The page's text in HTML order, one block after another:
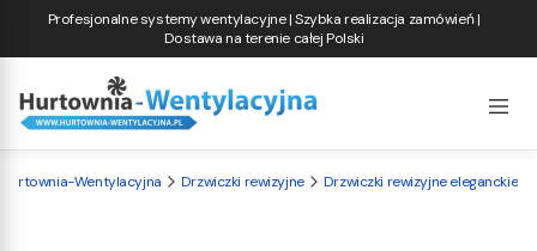
Profesjonalne systemy wentylacyjne | Szybka realizacja zamówień |
Dostawa na terenie całej Polski
Hurtownia-Wentylacyjna Drzwiczki rewizyjne Drzwiczki rewizyjne eleganckie